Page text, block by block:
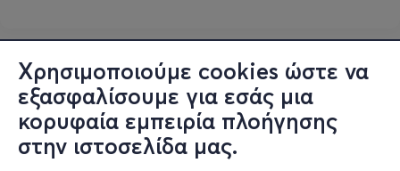
Χρησιμοποιούμε cookies ώστε να
εξασφαλίσουμε για εσάς μια
κορυφαία εμπειρία πλοήγησης
στην ιστοσελίδα μας.